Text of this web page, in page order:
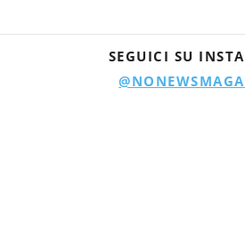
SEGUICI SU